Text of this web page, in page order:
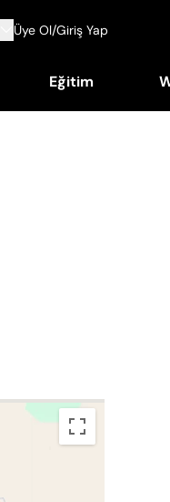
Üye Ol/Giriş Yap
Eğitim